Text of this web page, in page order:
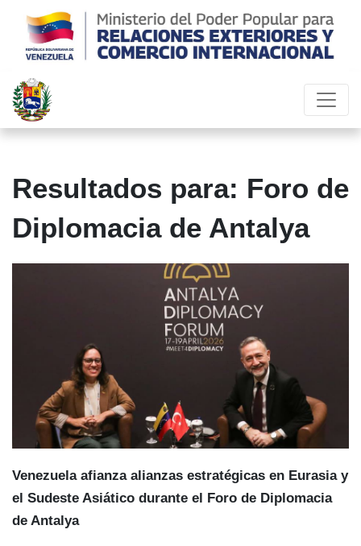
Resultados para: Foro de
Diplomacia de Antalya
Venezuela afianza alianzas estratégicas en Eurasia y
el Sudeste Asiático durante el Foro de Diplomacia
de Antalya